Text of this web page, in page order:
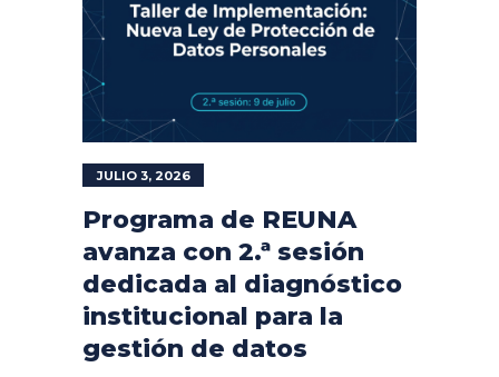
JULIO 3, 2026
Programa de REUNA
avanza con 2.ª sesión
dedicada al diagnóstico
institucional para la
gestión de datos